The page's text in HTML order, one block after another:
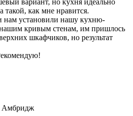
такой, как мне нравится.
нам установили нашу кухню-
нашим кривым стенам, им пришлось
шкафчиков, но результат
Амбридж